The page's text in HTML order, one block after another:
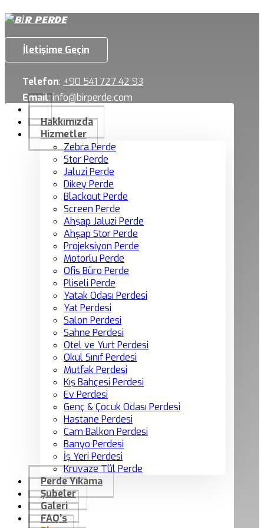
İletişime Geçin
Telefon: +90 541 727 42 93
Email:info@birperde.com
Hakkımızda
Hizmetler
Zebra Perde
Stor Perde
Jaluzi Perde
Dikey Perde
Blackout Perde
Screen Perde
Ahşap Jaluzi Perde
Ahşap Stor Perde
Projeksiyon Perde
Motorlu Perde
Ofis Büro Perde
Pliseli Perde
Yatak Odası Perdesi
Yat Perdesi
Salon Perdesi
Sahne Perdesi
Otel ve Yurt Perdesi
Okul Sınıf Perdesi
Mutfak Perdesi
Kış Bahçesi Perdesi
Ev Perdesi
Genç & Çocuk Odası Perdesi
Hastane Perdesi
Cam Balkon Perdesi
Banyo Perdesi
İş Yeri Perdesi
Kruvaze Tül Perde
Perde Yıkama
Şubeler
Galeri
FAQ’s